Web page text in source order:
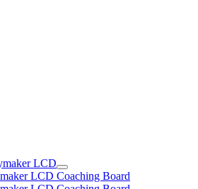
LCD
LCD Coaching Board